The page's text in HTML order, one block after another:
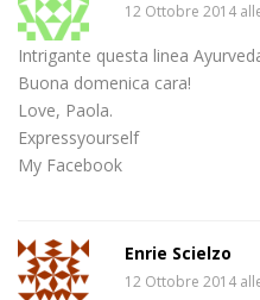
12 Ottobre 2014
Intrigante questa linea
Buona domenica cara!
Love, Paola.
Expressyourself
My Facebook
Enrie Scielzo
12 Ottobre 2014